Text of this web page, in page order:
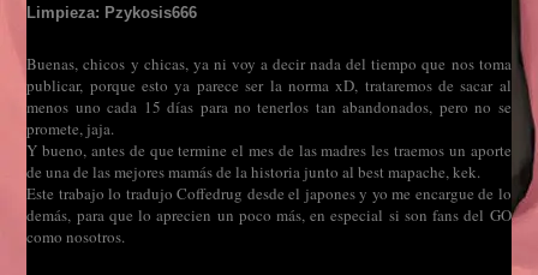
Limpieza: Pzykosis666
Buenas, chicos y chicas, ya ni voy a decir nada del tiempo que nos toma
publicar, porque esto ya parece ser la norma xD, trataremos de sacar al
menos uno cada 15 días para no tenerlos tan abandonados, pero no se
promete, jaja.
Y bueno, antes de que termine el mes de las madres les traemos un aporte
de una de las mejores mamás de la historia junto al best mapache, kek.
Este trabajo lo tradujo Coffedrug desde el japones y yo me encargue de lo
demás, para que lo aprecien un poco más, en especial si son fans del GO
como nosotros.